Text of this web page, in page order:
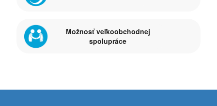
Možnosť veľkoobchodnej
spolupráce